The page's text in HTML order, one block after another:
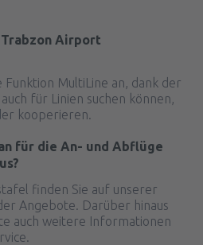
Airport
MultiLine an, dank der
für Linien suchen können,
kooperieren.
für die An- und Abflüge
finden Sie auf unserer
Angebote. Darüber hinaus
auch weitere Informationen